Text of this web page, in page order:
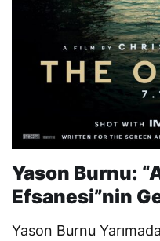
Yason Burnu:
Efsanesi”nin
Yason Burnu